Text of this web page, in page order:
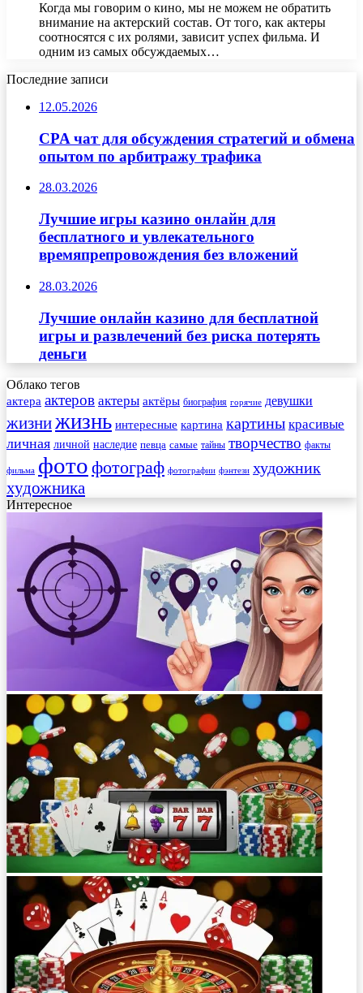
Когда мы говорим о кино, мы не можем не обратить
внимание на актерский состав. От того, как актеры
соотносятся с их ролями, зависит успех фильма. И
одним из самых обсуждаемых…
Последние записи
12.05.2026
CPA чат для обсуждения стратегий и обмена
опытом по арбитражу трафика
28.03.2026
Лучшие игры казино онлайн для
бесплатного и увлекательного
времяпрепровождения без вложений
28.03.2026
Лучшие онлайн казино для бесплатной
игры и развлечений без риска потерять
деньги
Облако тегов
актера актеров актеры актёры биография горячие девушки
жизнижизнь интересные картина картины красивые
личная личной наследие певца самые тайны творчество факты
фильма фото фотограф фотографии фэнтези художник
художника
Интересное